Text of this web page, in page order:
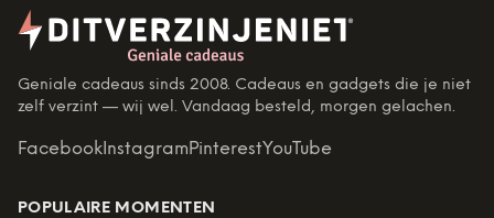
Geniale cadeaus sinds 2008. Cadeaus en gadgets die je niet
zelf verzint — wij wel. Vandaag besteld, morgen gelachen.
Facebook InstagramPinterestYouTube
POPULAIRE MOMENTEN